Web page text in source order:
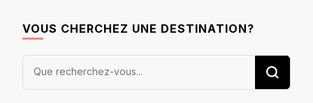
VOUS CHERCHEZ UNE DESTINATION?
Vous